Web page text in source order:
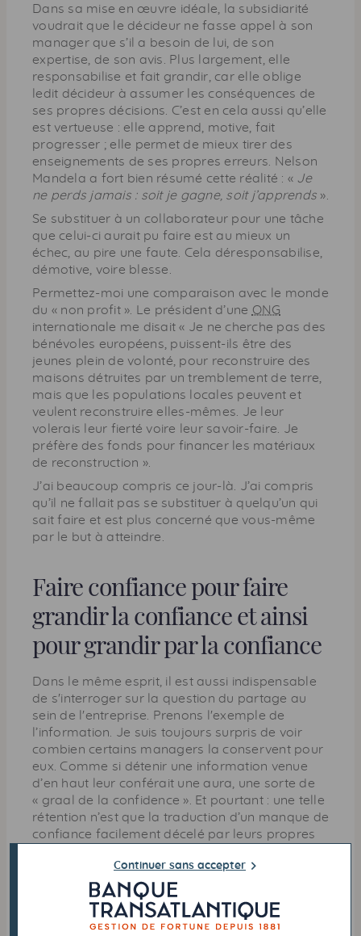
Dans sa mise en œuvre idéale, la subsidiarité
voudrait que le décideur ne fasse appel à son
managerque s’il a besoin de lui, de son
expertise, de son avis. Plus largement, elle
responsabilise et fait grandir, car elle oblige
ledit décideur à assumer les conséquences de
ses propres décisions. C’est en cela aussi qu’elle
est vertueuse : elle apprend, motive, fait
progresser ; elle permet de mieux tirer des
enseignements de ses propres erreurs. Nelson
Mandela a fort bien résumé cette réalité : « Je
ne perds jamais : soit je gagne, soit j’apprends ».
Se substituer à un collaborateur pour une tâche
que celui-ci aurait pu faire est au mieux un
échec, au pire une faute. Cela déresponsabilise,
démotive, voire blesse.
Permettez-moi une comparaison avec le monde
du « non profit ». Le président d’une ONG
internationale me disait « Je ne cherche pas des
bénévoles européens, puissent-ils être des
jeunes plein de volonté, pour reconstruire des
maisons détruites par un tremblement de terre,
mais que les populations locales peuvent et
veulent reconstruire elles-mêmes. Je leur
volerais leur fierté voire leur savoir-faire. Je
préfère des fonds pour financer les matériaux
de reconstruction ».
J’ai beaucoup compris ce jour-là. J’ai compris
qu’il ne fallait pas se substituer à quelqu’un qui
sait faire et est plus concerné que vous-même
par le but à atteindre.
Faire confiance pour faire
grandir la confiance et ainsi
pour grandir par la confiance
Dans le même esprit, il est aussi indispensable
de s'interroger sur la question du partage au
sein de l'entreprise. Prenons l'exemple de
l’information. Je suis toujours surpris de voir
combien certains managers la conservent pour
eux. Comme si détenir une information venue
d’en haut leur conférait une aura, une sorte de
« graal de la confidence ». Et pourtant : une telle
rétention n’est que la traduction d’un manque de
confiance facilement décelé par leurs propres
Plus encore, je pense que chacun doit réfléchir
non pas tant à ce qu’il fait, mais à ce qu’il
pourrait « faire faire ». Non par volonté de
déléguer ce qui lui semblerait indigne. Loin de
Continuer sans accepter